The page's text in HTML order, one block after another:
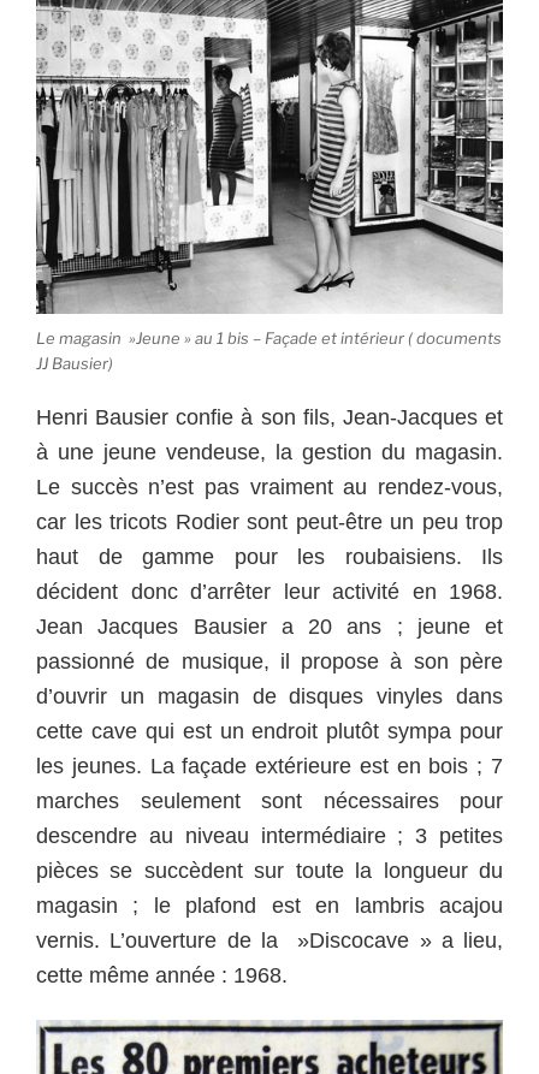
Le magasin »Jeune » au 1 bis – Façade et intérieur ( documents
JJ Bausier)
Henri Bausier confie à son fils, Jean-Jacques et
à une jeune vendeuse, la gestion du magasin.
Le succès n’est pas vraiment au rendez-vous,
car les tricots Rodier sont peut-être un peu trop
haut de gamme pour les roubaisiens. Ils
décident donc d’arrêter leur activité en 1968.
Jean Jacques Bausier a 20 ans ; jeune et
passionné de musique, il propose à son père
d’ouvrir un magasin de disques vinyles dans
cette cave qui est un endroit plutôt sympa pour
les jeunes. La façade extérieure est en bois ; 7
marches seulement sont nécessaires pour
descendre au niveau intermédiaire ; 3 petites
pièces se succèdent sur toute la longueur du
magasin ; le plafond est en lambris acajou
vernis. L’ouverture de la »Discocave » a lieu,
cette même année : 1968.